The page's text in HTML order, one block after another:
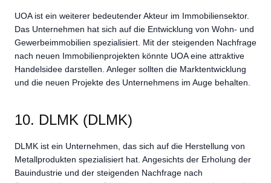
UOA ist ein weiterer bedeutender Akteur im Immobiliensektor.
Das Unternehmen hat sich auf die Entwicklung von Wohn- und
Gewerbeimmobilien spezialisiert. Mit der steigenden Nachfrage
nach neuen Immobilienprojekten könnte UOA eine attraktive
Handelsidee darstellen. Anleger sollten die Marktentwicklung
und die neuen Projekte des Unternehmens im Auge behalten.
10. DLMK (DLMK)
DLMK ist ein Unternehmen, das sich auf die Herstellung von
Metallprodukten spezialisiert hat. Angesichts der Erholung der
Bauindustrie und der steigenden Nachfrage nach